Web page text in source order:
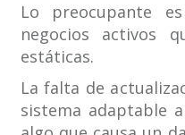
Lo preocupante
negocios activos
estáticas.
La falta de
sistema adaptable